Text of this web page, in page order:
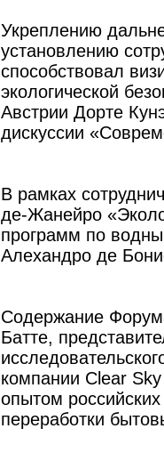
Укреплению
установлению
способствовал
экологической
Австрии Дорте
дискуссии
В рамках
де-Жанейро
программ по
Алехандро де
Содержание
Батте,
компании Clear
опытом
переработки